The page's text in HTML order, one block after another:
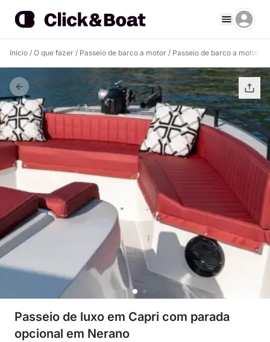
Início / O que fazer / Passeio de barco a motor / Passeio de barco a motor
Passeio de luxo em Capri com parada
opcional em Nerano